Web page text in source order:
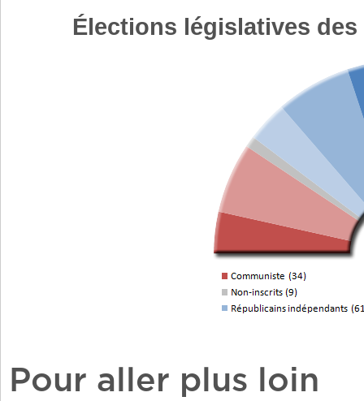
Élections législatives des
Pour aller plus loin